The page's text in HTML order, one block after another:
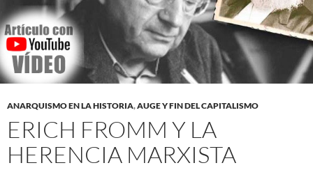
ANARQUISMO EN LA HISTORIA,AUGE Y FIN DEL CAPITALISMO
ERICH FROMM Y LA
HERENCIA MARXISTA